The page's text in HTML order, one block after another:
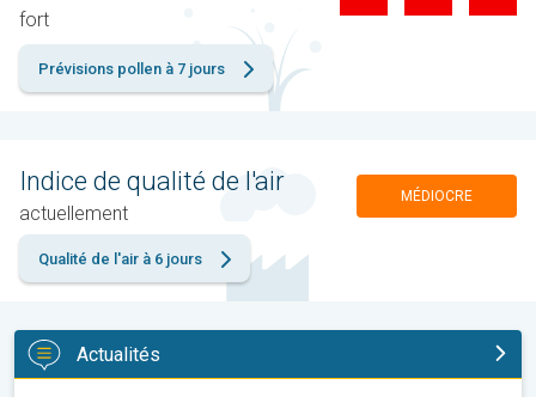
fort
Prévisions pollen à 7 jours
Indice de qualité de l'air
actuellement
MÉDIOCRE
Qualité de l'air à 6 jours
Actualités